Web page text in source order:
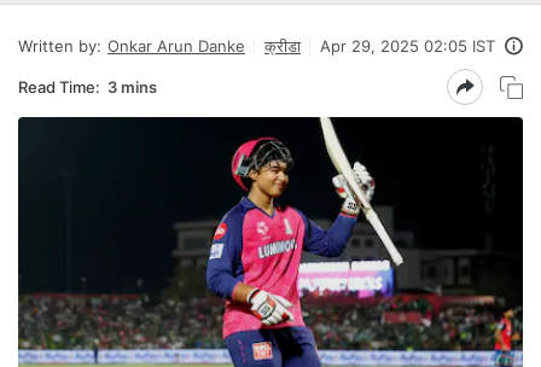
Written by: Onkar Arun Danke क्रीडा Apr 29, 2025 02:05 IST
Read Time: 3 mins